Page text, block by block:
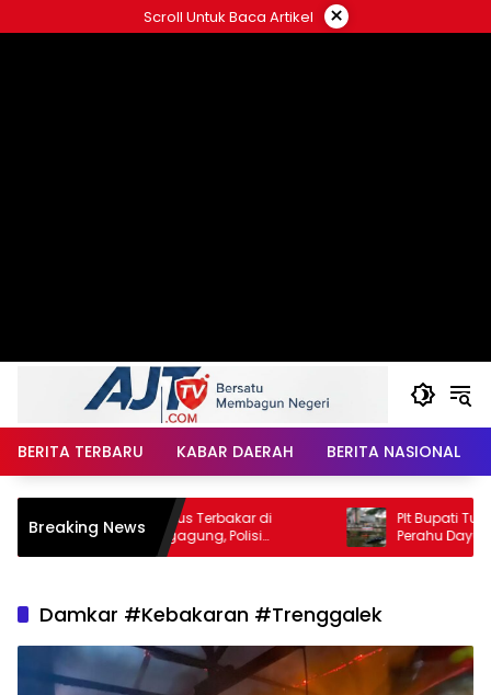
ke
Scroll Untuk Baca Artikel ×
BERITA TERBARU KABAR DAERAH BERITA NASIONAL
Breaking News
Mobil Avanza Hangus Terbakar di
Rejotangan Tulungagung, Polisi
Temukan Botol Bekas Bahan Bakar
Plt Bupati
Perahu Dayung
Damkar #Kebakaran #Trenggalek